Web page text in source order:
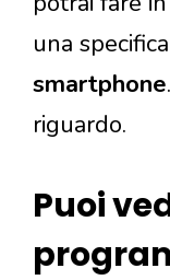
una specifica
smartphone
riguardo.
Puoi